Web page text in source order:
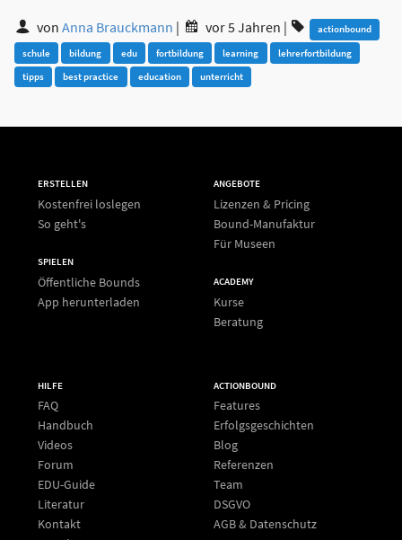
vonAnna Brauckmann | vor 5 Jahren |
actionbound
schule
bildung edu fortbildung learning
lehrerfortbildung
tipps
best practice education unterricht
ERSTELLEN
Kostenfrei loslegen
So geht's
SPIELEN
Öffentliche Bounds
App herunterladen
ANGEBOTE
Lizenzen & Pricing
Bound-Manufaktur
Für Museen
ACADEMY
Kurse
Beratung
HILFE
FAQ
Handbuch
Videos
Forum
EDU-Guide
Literatur
Kontakt
ACTIONBOUND
Features
Erfolgsgeschichten
Blog
Referenzen
Team
DSGVO
AGB & Datenschutz